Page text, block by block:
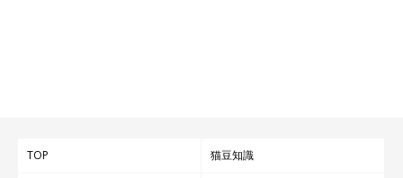
TOP 猫豆知識